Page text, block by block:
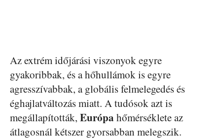
Az extrém időjárási viszonyok egyre
gyakoribbak, és a hőhullámok is egyre
agresszívabbak, a globális felmelegedés és
éghajlatváltozás miatt. A tudósok azt is
megállapították, Európa hőmérséklete az
átlagosnál kétszer gyorsabban melegszik.